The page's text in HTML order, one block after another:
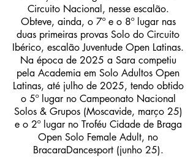
Circuito Nacional, nesse escalão.
Obteve, ainda, o 7º e o 8º lugar nas
duas primeiras provas Solo do Circuito
Ibérico, escalão Juventude Open Latinas.
Na época de 2025 a Sara competiu
pela Academia em Solo Adultos Open
Latinas, até julho de 2025, tendo obtido
o 5º lugar no Campeonato Nacional
Solos & Grupos (Moscavide, março 25)
e o 2º lugar no Troféu Cidade de Braga
Open Solo Female Adult, no
BracaraDancesport (junho 25).